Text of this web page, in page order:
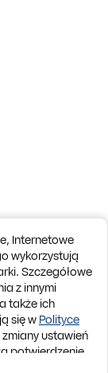
Internetowe
wykorzystują
Szczegółowe
z innymi
a także ich
się w Polityce
zmiany ustawień
potwierdzenie
na